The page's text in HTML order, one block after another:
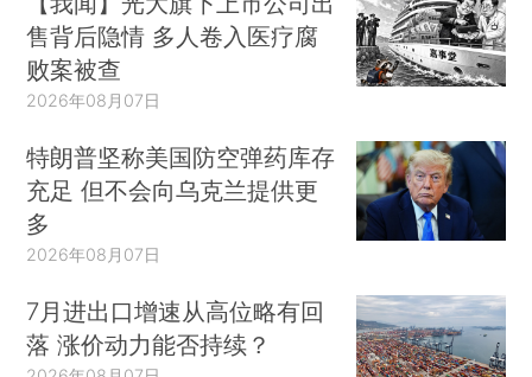
售背后隐情 多人卷入医疗腐
败案被查
2026年08月07日
特朗普坚称美国防空弹药库存
充足 但不会向乌克兰提供更
多
2026年08月07日
7月进出口增速从高位略有回
落 涨价动力能否持续？